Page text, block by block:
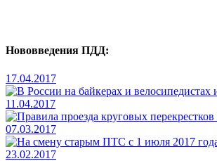
Нововведения ПДД:
17.04.2017
11.04.2017
07.03.2017
23.02.2017